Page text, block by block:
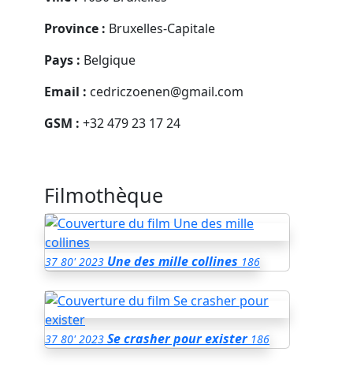
Province : Bruxelles-Capitale
Pays : Belgique
Email : cedriczoenen@gmail.com
GSM : +32 479 23 17 24
Filmothèque
37 80' 2023 Une des mille collines 186
37 80' 2023 Se crasher pour exister 186